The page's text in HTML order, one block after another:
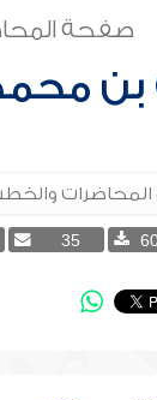
صفحة
بن
35